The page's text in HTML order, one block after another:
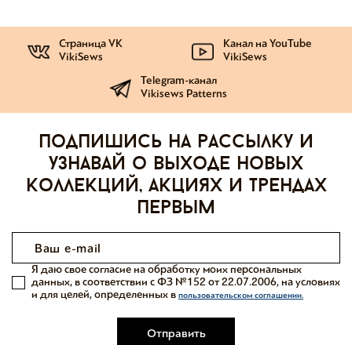
Страница VK
VikiSews
Канал на YouTube
VikiSews
Telegram-канал
Vikisews Patterns
Подпишись на рассылку и
узнавай о выходе новых
коллекций, акциях и трендах
первым
Отправить
Я даю свое согласие на обработку моих персональных
данных, в соответствии с ФЗ №152 от 22.07.2006, на условиях
и для целей, определенных в пользовательском соглашении.